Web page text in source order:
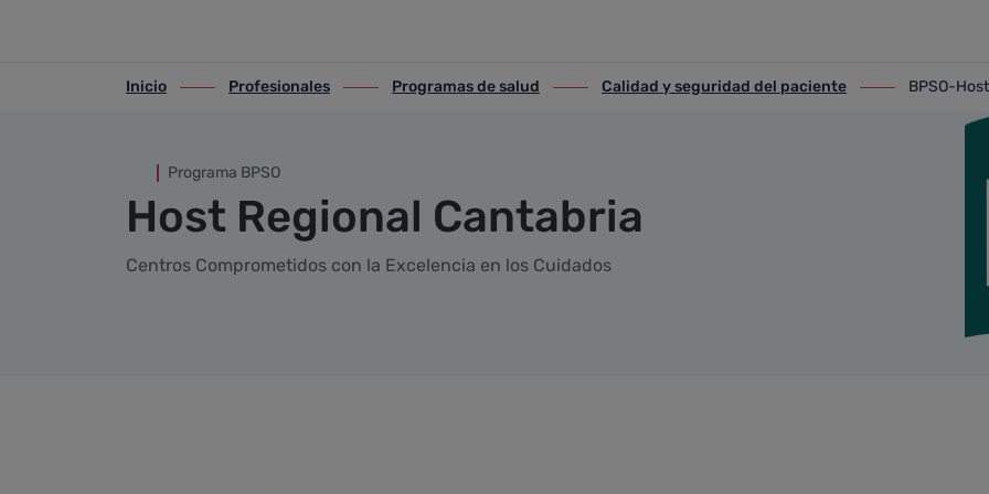
ir-a inicio
Inicio
ir-a Profesionales
Profesionales
ir-a Programas de salud
Programas de salud
ir-a Calidad y seguridad del paciente
Calidad y seguridad del paciente
ir-a BPSO-Host
BPSO-
Programa BPSO
Host Regional Cantabria
Centros Comprometidos con la Excelencia en los Cuidados